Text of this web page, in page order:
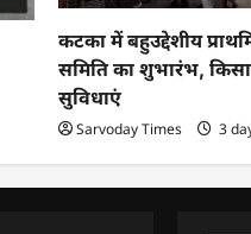
कटका में बहुउद्देशीय
समिति का शुभारंभ,
सुविधाएं
Sarvoday Times 3